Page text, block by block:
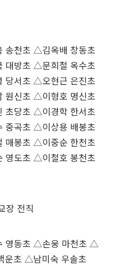
천초 △김옥배 창동초
방초 △문희철 옥수초
서초 △오현근 은진초
신초 △이형호 명신초
당초 △이경학 한서초
곡초 △이상용 배봉초
봉초 △이중순 한천초
도초 △이철호 봉천초
장 전직
영동초 △손웅 마천초 △
운초 △남미숙 우솔초